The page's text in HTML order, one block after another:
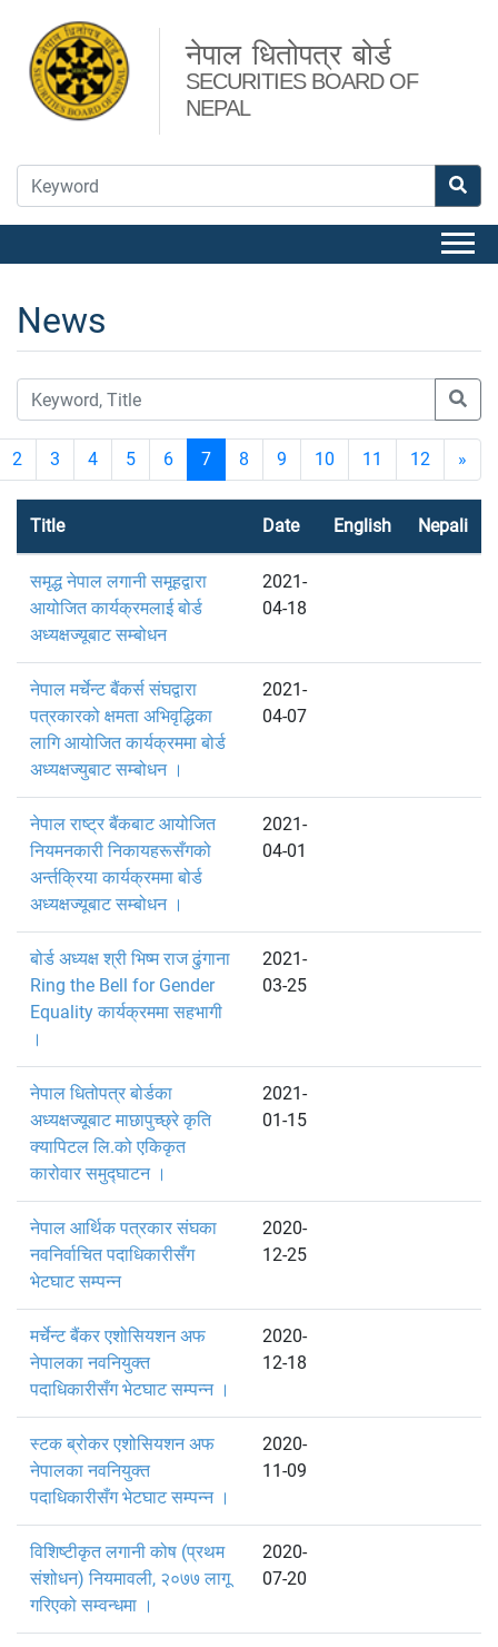
नेपाल धितोपत्र बोर्ड
SECURITIES BOARD OF
NEPAL
News
2 3 4 5 6 7 8 9 10 11 12 »
Title Date English Nepali
समृद्ध नेपाल लगानी समूहद्वारा
आयोजित कार्यक्रमलाई बोर्ड
अध्यक्षज्यूबाट सम्बोधन
2021-
04-18
नेपाल मर्चेन्ट बैंकर्स संघद्वारा
पत्रकारको क्षमता अभिवृद्धिका
लागि आयोजित कार्यक्रममा बोर्ड
अध्यक्षज्युबाट सम्बोधन ।
2021-
04-07
नेपाल राष्ट्र बैंकबाट आयोजित
नियमनकारी निकायहरूसँगको
अर्न्तक्रिया कार्यक्रममा बोर्ड
अध्यक्षज्यूबाट सम्बोधन ।
2021-
04-01
बोर्ड अध्यक्ष श्री भिष्म राज ढुंगाना
Ring the Bell for Gender
Equality कार्यक्रममा सहभागी
।
2021-
03-25
नेपाल धितोपत्र बोर्डका
अध्यक्षज्यूबाट माछापुच्छ्रे कृति
क्यापिटल लि.को एकिकृत
कारोवार समुद्घाटन ।
2021-
01-15
नेपाल आर्थिक पत्रकार संघका
नवनिर्वाचित पदाधिकारीसँग
भेटघाट सम्पन्न
2020-
12-25
मर्चेन्ट बैंकर एशोसियशन अफ
नेपालका नवनियुक्त
पदाधिकारीसँग भेटघाट सम्पन्न ।
2020-
12-18
स्टक ब्रोकर एशोसियशन अफ
नेपालका नवनियुक्त
पदाधिकारीसँग भेटघाट सम्पन्न ।
2020-
11-09
विशिष्टीकृत लगानी कोष (प्रथम
संशोधन) नियमावली, २०७७ लागू
गरिएको सम्वन्धमा ।
2020-
07-20